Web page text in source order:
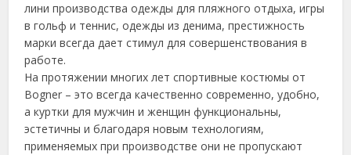
лини производства одежды для пляжного отдыха, игры
в гольф и теннис, одежды из денима, престижность
марки всегда дает стимул для совершенствования в
работе.
На протяжении многих лет спортивные костюмы от
Bogner – это всегда качественно современно, удобно,
а куртки для мужчин и женщин функциональны,
эстетичны и благодаря новым технологиям,
применяемых при производстве они не пропускают